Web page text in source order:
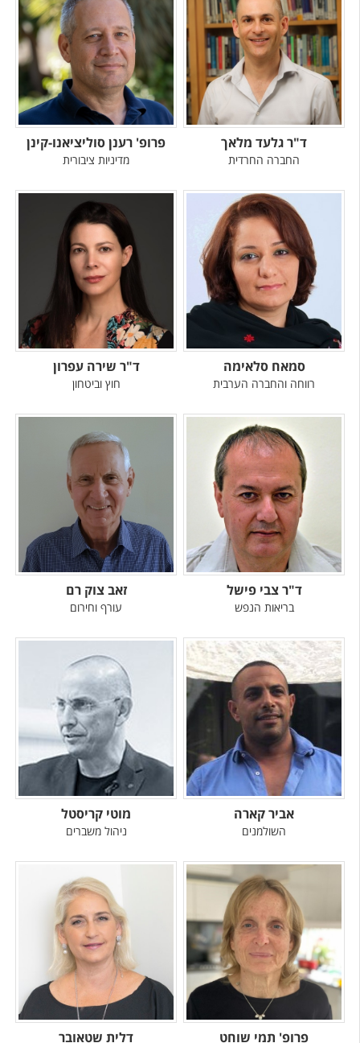
ד"ר גלעד מלאך
החברה החרדית
פרופ' רענן סוליציאנו-קינן
מדיניות ציבורית
סמאח סלאימה
רווחה והחברה הערבית
ד"ר שירה עפרון
חוץ וביטחון
ד"ר צבי פישל
בריאות הנפש
זאב צוק רם
עורף וחירום
אביר קארה
השולמנים
מוטי קריסטל
ניהול משברים
פרופ' תמי שוחט דלית שטאובר